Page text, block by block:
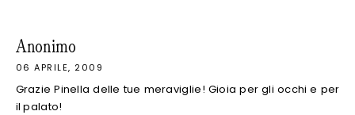
Anonimo
06 APRILE, 2009
Grazie Pinella delle tue meraviglie! Gioia per gli occhi e per
il palato!